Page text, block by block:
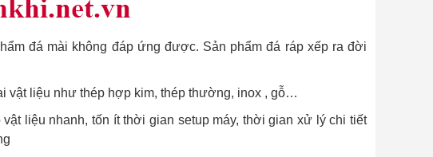
đá mài không đáp ứng được. Sản phẩm đá ráp xếp ra đời
liệu như thép hợp kim, thép thường, inox , gỗ…
liệu nhanh, tốn ít thời gian setup máy, thời gian xử lý chi tiết